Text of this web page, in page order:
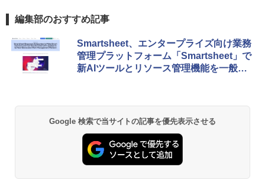
編集部のおすすめ記事
Smartsheet、エンタープライズ向け業務
管理プラットフォーム「Smartsheet」で
新AIツールとリソース管理機能を一般提
Google 検索で当サイトの記事を優先表示させる